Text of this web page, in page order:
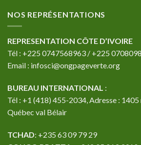
NOS REPRÉSENTATIONS
REPRESENTATION CÔTE D’IVOIRE
Tél : +225 0747568963 / +225
Email : infosci@ongpageverte.org
BUREAU INTERNATIONAL :
Tél : +1 (418) 455-2034, Adresse : 1405
Québec val Bélair
TCHAD: +235 63 09 79 29